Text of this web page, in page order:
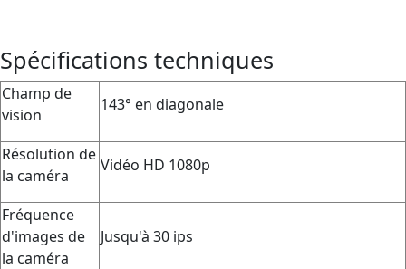
Spécifications techniques
Champ de
vision
143° en diagonale
Résolution de
la caméra
Vidéo HD 1080p
Fréquence
d'images de
la caméra
Jusqu'à 30 ips